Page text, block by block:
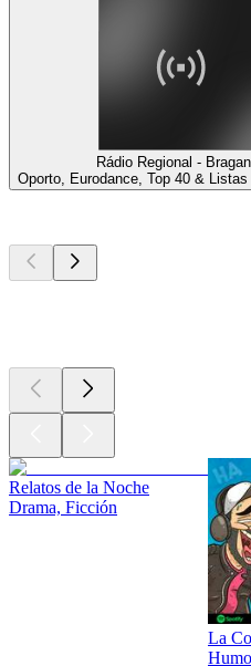
Rádio Regional -
Oporto, Eurodance, Top 40 &
Relatos de la Noche
Drama, Ficción
La